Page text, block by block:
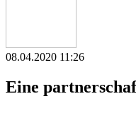
08.04.2020 11:26
Eine